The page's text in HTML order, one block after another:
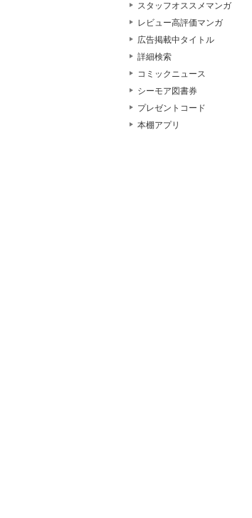
スタッフオススメマンガ
レビュー高評価マンガ
広告掲載中タイトル
詳細検索
コミックニュース
シーモア図書券
プレゼントコード
本棚アプリ